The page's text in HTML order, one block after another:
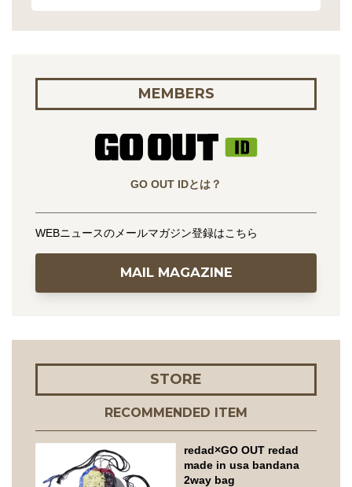
MEMBERS
GO OUT IDとは？
WEBニュースのメールマガジン登録はこちら
MAIL MAGAZINE
STORE
RECOMMENDED ITEM
redad×GO OUT redad
made in usa bandana
2way bag